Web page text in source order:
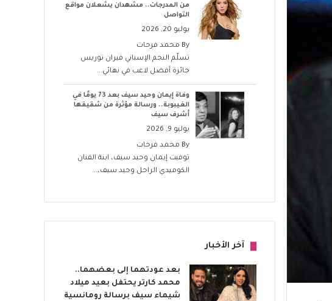
من المدرجات.. مشهدان يشعلان مواقع
التواصل
يوليو 20, 2026
By محمد فرحات
تسلّم النجم الإسباني فيران توريس
جائزة أفضل لاعب في نهائي...
وفاة إيمان وحيد سيف بعد 73 يومًا في
الغيبوبة.. ورسالة مؤثرة من شقيقها
أشرف سيف
يوليو 9, 2026
By محمد فرحات
توفيت إيمان وحيد سيف، ابنة الفنان
الكوميدي الراحل وحيد سيف،...
آخر الأخبار
بعد عودتهما إلى بعضهما..
محمد كارتر يحتفل بعيد ميلاد
شيماء سيف برسالة رومانسية